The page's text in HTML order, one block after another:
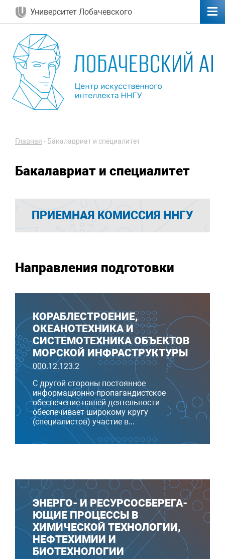
Университет Лобачевского
Главная - Бакалавриат и специалитет
Бакалавриат и специалитет
ПРИЕМНАЯ КОМИССИЯ ННГУ
Направления подготовки
КО­РАБ­ЛЕС­ТРО­ЕНИЕ,
ОКЕАНОТЕХНИКА И
СИСТЕМОТЕХНИКА ОБЪЕКТОВ
МОРСКОЙ ИНФРАСТРУКТУРЫ
000.12.123.2
С другой стороны постоянное
информационно-пропагандистское
обеспечение нашей деятельности
обеспечивает широкому кругу
(специалистов) участие в...
ЭНЕРГО- И РЕ­СУР­СОСБЕ­РЕГА­
ЮЩИЕ ПРОЦЕССЫ В
ХИМИЧЕСКОЙ ТЕХНОЛОГИИ,
НЕФТЕХИМИИ И
БИОТЕХНОЛОГИИ